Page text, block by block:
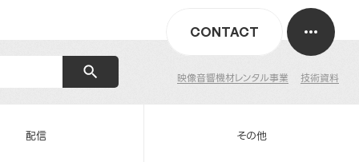
映像音響機材レンタル事業 技術資料
CONTACT
配信 その他